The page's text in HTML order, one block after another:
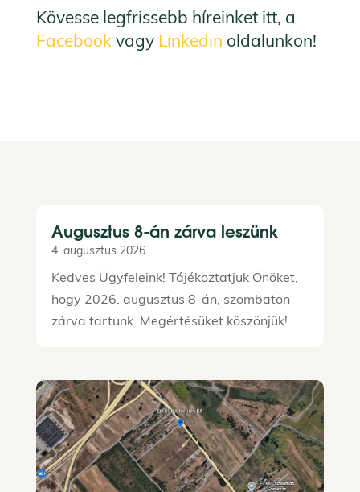
Kövesse legfrissebb híreinket itt, a
Facebookvagy Linkedin oldalunkon!
Augusztus 8-án zárva leszünk
4. augusztus 2026
Kedves Ügyfeleink! Tájékoztatjuk Önöket,
hogy 2026. augusztus 8-án, szombaton
zárva tartunk. Megértésüket köszönjük!